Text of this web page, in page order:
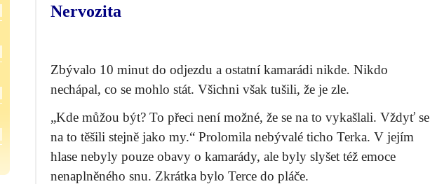
Nervozita
Zbývalo 10 minut do odjezdu a ostatní kamarádi nikde. Nikdo
nechápal, co se mohlo stát. Všichni však tušili, že je zle.
„Kde můžou být? To přeci není možné, že se na to vykašlali. Vždyť se
na to těšili stejně jako my.“ Prolomila nebývalé ticho Terka. V jejím
hlase nebyly pouze obavy o kamarády, ale byly slyšet též emoce
nenaplněného snu. Zkrátka bylo Terce do pláče.